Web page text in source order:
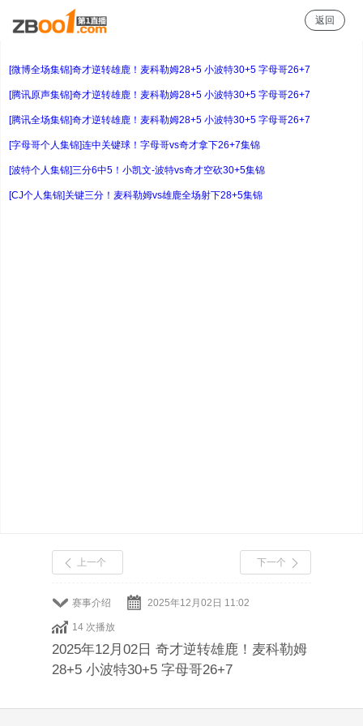
返回
[微博全场集锦]奇才逆转雄鹿！麦科勒姆28+5 小波特30+5 字母哥26+7
[腾讯原声集锦]奇才逆转雄鹿！麦科勒姆28+5 小波特30+5 字母哥26+7
[腾讯全场集锦]奇才逆转雄鹿！麦科勒姆28+5 小波特30+5 字母哥26+7
[字母哥个人集锦]连中关键球！字母哥vs奇才拿下26+7集锦
[波特个人集锦]三分6中5！小凯文-波特vs奇才空砍30+5集锦
[CJ个人集锦]关键三分！麦科勒姆vs雄鹿全场射下28+5集锦
赛事介绍 2025年12月02日 11:02
14 次播放
上一个 下一个
2025年12月02日 奇才逆转雄鹿！麦科勒姆
28+5 小波特30+5 字母哥26+7